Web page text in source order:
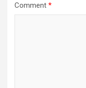
Comment *